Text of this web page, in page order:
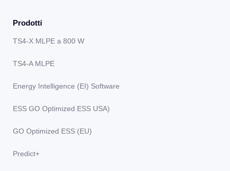
Prodotti
TS4-X MLPE a 800 W
TS4-A MLPE
Energy Intelligence (EI) Software
ESS GO Optimized ESS USA)
GO Optimized ESS (EU)
Predict+